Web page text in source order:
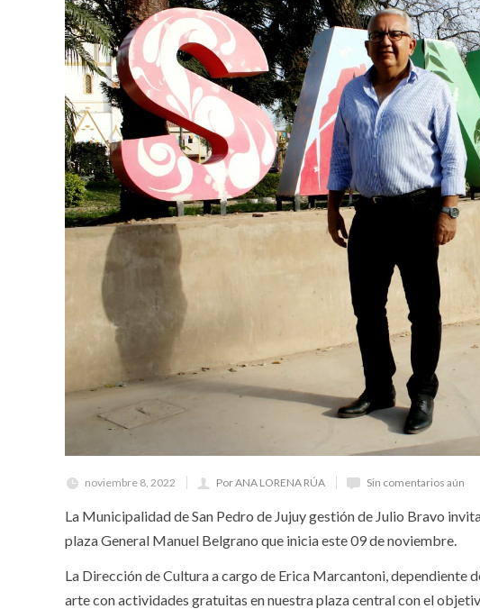
noviembre 8, 2022 Por ANA LORENA RÚA Sin comentarios aún
La Municipalidad de San Pedro de Jujuy gestión de Julio Bravo
plaza General Manuel Belgrano que inicia este 09 de noviembre.
La Dirección de Cultura a cargo de Erica Marcantoni, dependiente
arte con actividades gratuitas en nuestra plaza central con el